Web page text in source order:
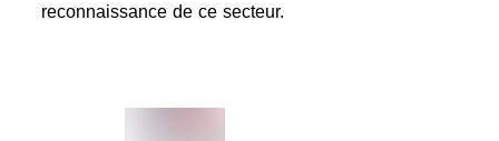
reconnaissance de ce secteur.